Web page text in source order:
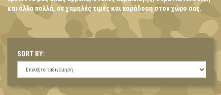
και άλλα πολλά, σε χαμηλές τιμές και παράδοση στον χώρο σας.
SORT BY: